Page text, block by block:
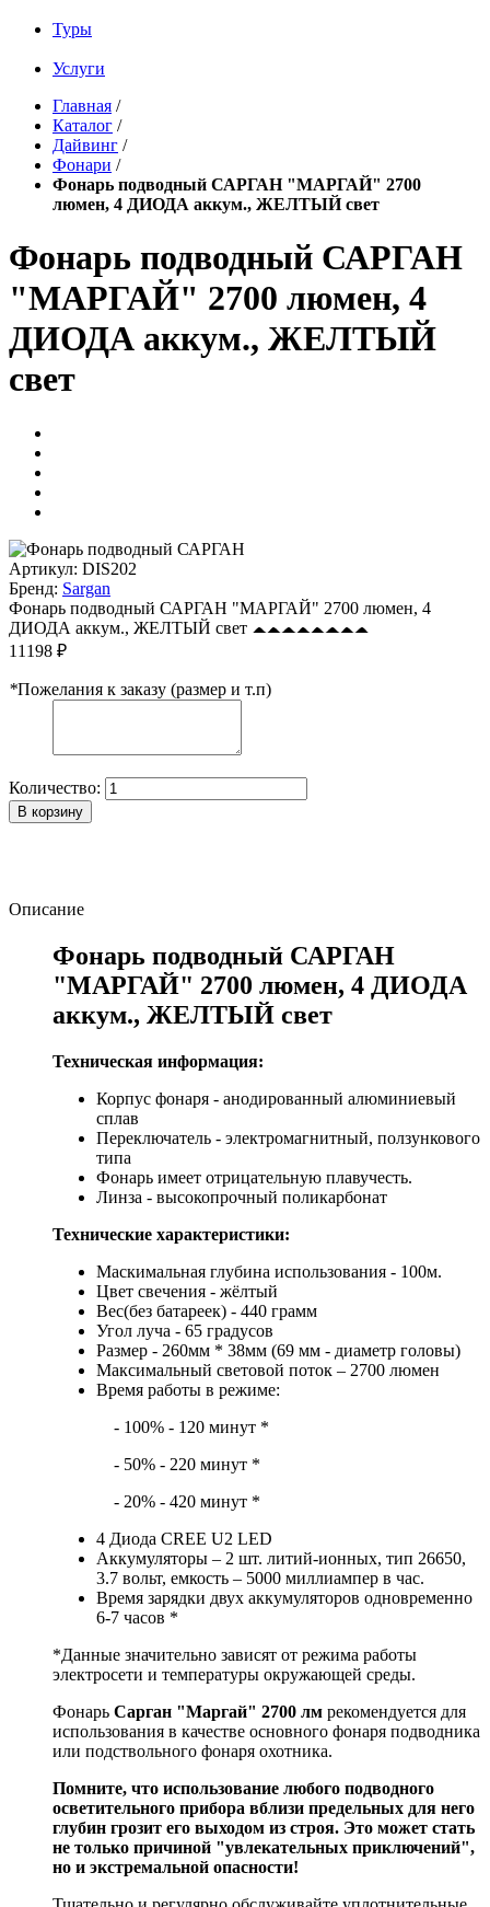
Туры
Услуги
Главная /
Каталог /
Дайвинг /
Фонари /
Фонарь подводный САРГАН "МАРГАЙ" 2700
люмен, 4 ДИОДА аккум., ЖЕЛТЫЙ свет
Фонарь подводный САРГАН
"МАРГАЙ" 2700 люмен, 4
ДИОДА аккум., ЖЕЛТЫЙ
свет
Артикул: DIS202
Бренд: Sargan
Фонарь подводный САРГАН "МАРГАЙ" 2700 люмен, 4
ДИОДА аккум., ЖЕЛТЫЙ свет
11198 ₽
*Пожелания к заказу (размер и т.п)
Количество:
В корзину
Описание
Фонарь подводный САРГАН
"МАРГАЙ" 2700 люмен, 4 ДИОДА
аккум., ЖЕЛТЫЙ свет
Техническая информация:
Корпус фонаря - анодированный алюминиевый
сплав
Переключатель - электромагнитный, ползункового
типа
Фонарь имеет отрицательную плавучесть.
Линза - высокопрочный поликарбонат
Технические характеристики:
Маскимальная глубина использования - 100м.
Цвет свечения - жёлтый
Вес(без батареек) - 440 грамм
Угол луча - 65 градусов
Размер - 260мм * 38мм (69 мм - диаметр головы)
Максимальный световой поток – 2700 люмен
Время работы в режиме:
- 100% - 120 минут *
- 50% - 220 минут *
- 20% - 420 минут *
4 Диода CREE U2 LED
Аккумуляторы – 2 шт. литий-ионных, тип 26650,
3.7 вольт, емкость – 5000 миллиампер в час.
Время зарядки двух аккумуляторов одновременно
6-7 часов *
*Данные значительно зависят от режима работы
электросети и температуры окружающей среды.
Фонарь Сарган "Маргай" 2700 лм рекомендуется для
использования в качестве основного фонаря подводника
или подствольного фонаря охотника.
Помните, что использование любого подводного
осветительного прибора вблизи предельных для него
глубин грозит его выходом из строя. Это может стать
не только причиной "увлекательных приключений",
но и экстремальной опасности!